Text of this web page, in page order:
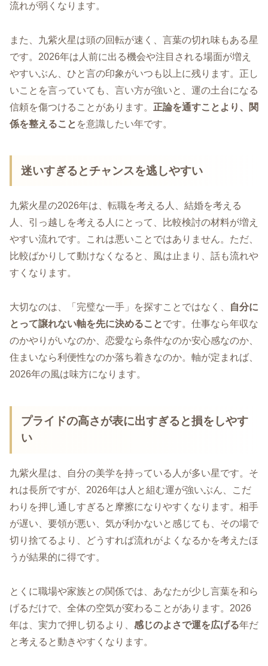
流れが弱くなります。
また、九紫火星は頭の回転が速く、言葉の切れ味もある星
です。2026年は人前に出る機会や注目される場面が増え
やすいぶん、ひと言の印象がいつも以上に残ります。正し
いことを言っていても、言い方が強いと、運の土台になる
信頼を傷つけることがあります。 正論を通すことより、関
係を整えること を意識したい年です。
迷いすぎるとチャンスを逃しやすい
九紫火星の2026年は、転職を考える人、結婚を考える
人、引っ越しを考える人にとって、比較検討の材料が増え
やすい流れです。これは悪いことではありません。ただ、
比較ばかりして動けなくなると、風は止まり、話も流れや
すくなります。
大切なのは、「完璧な一手」を探すことではなく、
自分に
とって譲れない軸を先に決めることです。仕事なら年収な
のかやりがいなのか、恋愛なら条件なのか安心感なのか、
住まいなら利便性なのか落ち着きなのか。軸が定まれば、
2026年の風は味方になります。
プライドの高さが表に出すぎると損をしやす
い
九紫火星は、自分の美学を持っている人が多い星です。そ
れは長所ですが、2026年は人と組む運が強いぶん、こだ
わりを押し通しすぎると摩擦になりやすくなります。相手
が遅い、要領が悪い、気が利かないと感じても、その場で
切り捨てるより、どうすれば流れがよくなるかを考えたほ
うが結果的に得です。
とくに職場や家族との関係では、あなたが少し言葉を和ら
げるだけで、全体の空気が変わることがあります。2026
年は、実力で押し切るより、 感じのよさで運を広げる年だ
と考えると動きやすくなります。